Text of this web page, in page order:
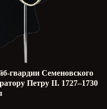
гвардии Семеновского
Петру II. 1727–1730